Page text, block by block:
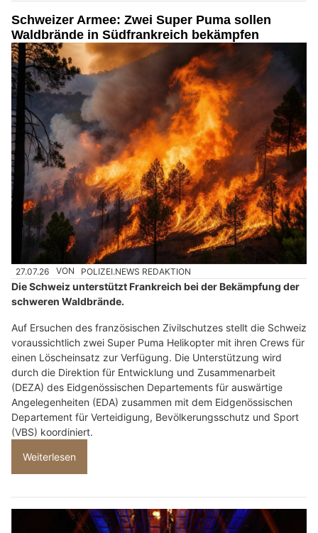
Schweizer Armee: Zwei Super Puma sollen
Waldbrände in Südfrankreich bekämpfen
27.07.26 VON POLIZEI.NEWS REDAKTION
Die Schweiz unterstützt Frankreich bei der Bekämpfung der
schweren Waldbrände.
Auf Ersuchen des französischen Zivilschutzes stellt die Schweiz
voraussichtlich zwei Super Puma Helikopter mit ihren Crews für
einen Löscheinsatz zur Verfügung. Die Unterstützung wird
durch die Direktion für Entwicklung und Zusammenarbeit
(DEZA) des Eidgenössischen Departements für auswärtige
Angelegenheiten (EDA) zusammen mit dem Eidgenössischen
Departement für Verteidigung, Bevölkerungsschutz und Sport
(VBS) koordiniert.
Weiterlesen